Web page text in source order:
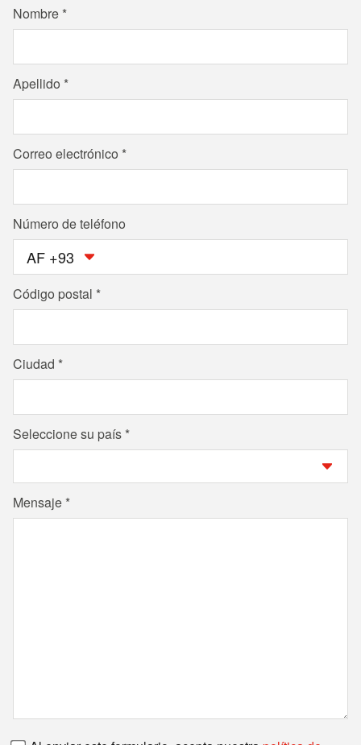
Nombre
Apellido
Correo electrónico
Número de teléfono
AF +93
Código postal
Ciudad
Seleccione su país
Mensaje